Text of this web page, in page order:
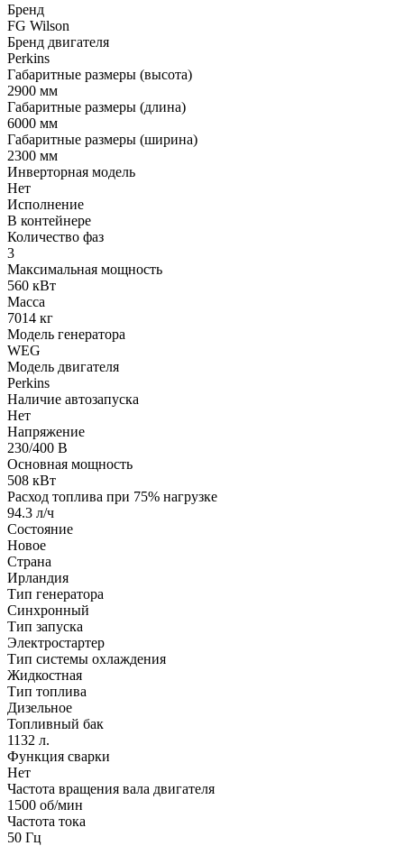
Бренд
FG Wilson
Бренд двигателя
Perkins
Габаритные размеры (высота)
2900 мм
Габаритные размеры (длина)
6000 мм
Габаритные размеры (ширина)
2300 мм
Инверторная модель
Нет
Исполнение
В контейнере
Количество фаз
3
Максимальная мощность
560 кВт
Масса
7014 кг
Модель генератора
WEG
Модель двигателя
Perkins
Наличие автозапуска
Нет
Напряжение
230/400 В
Основная мощность
508 кВт
Расход топлива при 75% нагрузке
94.3 л/ч
Состояние
Новое
Страна
Ирландия
Тип генератора
Синхронный
Тип запуска
Электростартер
Тип системы охлаждения
Жидкостная
Тип топлива
Дизельное
Топливный бак
1132 л.
Функция сварки
Нет
Частота вращения вала двигателя
1500 об/мин
Частота тока
50 Гц